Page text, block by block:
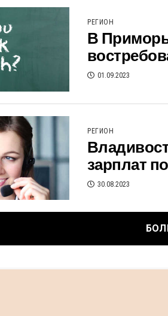
РЕГИОН
В
01.09.2023
РЕГИОН
зарплат
30.08.2023